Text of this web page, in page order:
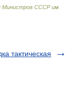
Министров СССР им.
тактическая